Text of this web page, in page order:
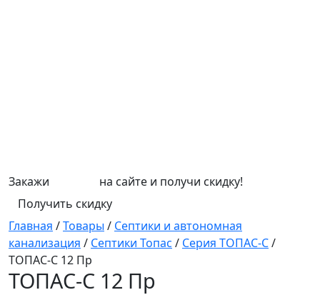
Закажи
на сайте и получи скидку!
Получить скидку
Главная /Товары / Септики и автономная
канализация / Септики Топас / Серия ТОПАС-С/
ТОПАС-С 12 Пр
ТОПАС-С 12 Пр